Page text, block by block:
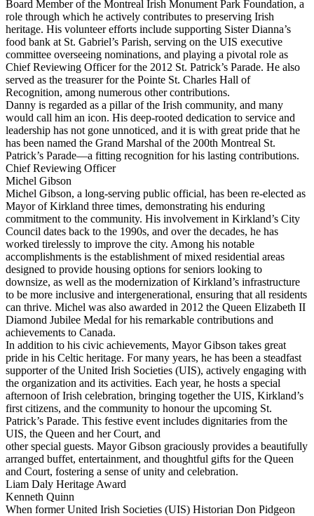
Board Member of the Montreal Irish Monument Park Foundation, a
role through which he actively contributes to preserving Irish
heritage. His volunteer efforts include supporting Sister Dianna’s
food bank at St. Gabriel’s Parish, serving on the UIS executive
committee overseeing nominations, and playing a pivotal role as
Chief Reviewing Officer for the 2012 St. Patrick’s Parade. He also
served as the treasurer for the Pointe St. Charles Hall of
Recognition, among numerous other contributions.
Danny is regarded as a pillar of the Irish community, and many
would call him an icon. His deep-rooted dedication to service and
leadership has not gone unnoticed, and it is with great pride that he
has been named the Grand Marshal of the 200th Montreal St.
Patrick’s Parade—a fitting recognition for his lasting contributions.
Chief Reviewing Officer
Michel Gibson
Michel Gibson, a long-serving public official, has been re-elected as
Mayor of Kirkland three times, demonstrating his enduring
commitment to the community. His involvement in Kirkland’s City
Council dates back to the 1990s, and over the decades, he has
worked tirelessly to improve the city. Among his notable
accomplishments is the establishment of mixed residential areas
designed to provide housing options for seniors looking to
downsize, as well as the modernization of Kirkland’s infrastructure
to be more inclusive and intergenerational, ensuring that all residents
can thrive. Michel was also awarded in 2012 the Queen Elizabeth II
Diamond Jubilee Medal for his remarkable contributions and
achievements to Canada.
In addition to his civic achievements, Mayor Gibson takes great
pride in his Celtic heritage. For many years, he has been a steadfast
supporter of the United Irish Societies (UIS), actively engaging with
the organization and its activities. Each year, he hosts a special
afternoon of Irish celebration, bringing together the UIS, Kirkland’s
first citizens, and the community to honour the upcoming St.
Patrick’s Parade. This festive event includes dignitaries from the
UIS, the Queen and her Court, and
other special guests. Mayor Gibson graciously provides a beautifully
arranged buffet, entertainment, and thoughtful gifts for the Queen
and Court, fostering a sense of unity and celebration.
Liam Daly Heritage Award
Kenneth Quinn
When former United Irish Societies (UIS) Historian Don Pidgeon